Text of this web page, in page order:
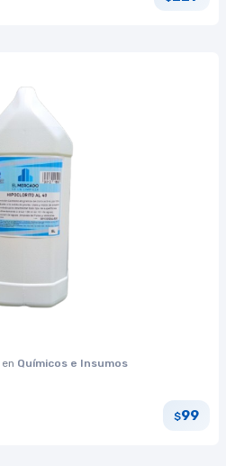
en Químicos e Insumos
$99